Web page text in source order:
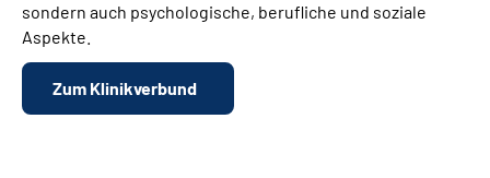
sondern auch psychologische, berufliche und soziale
Aspekte.
Zum Klinikverbund